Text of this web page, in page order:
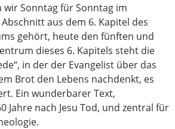
wir Sonntag für Sonntag im
aus dem 6. Kapitel des
gehört, heute den fünften und
dieses 6. Kapitels steht die
in der der Evangelist über das
Brot den Lebens nachdenkt, es
Ein wunderbarer Text,
Jahre nach Jesu Tod, und zentral für